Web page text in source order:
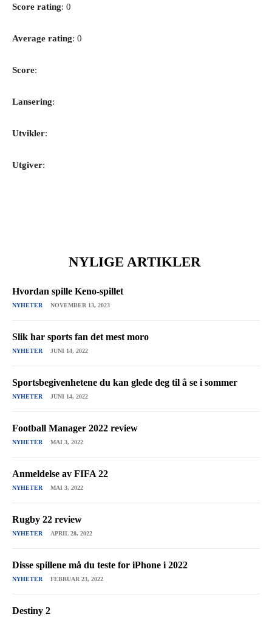
Score rating: 0
Average rating: 0
Score:
Lansering:
Utvikler:
Utgiver:
NYLIGE ARTIKLER
Hvordan spille Keno-spillet
NYHETER NOVEMBER 13, 2023
Slik har sports fan det mest moro
NYHETER JUNI 14, 2022
Sportsbegivenhetene du kan glede deg til å se i sommer
NYHETER JUNI 14, 2022
Football Manager 2022 review
NYHETER MAI 3, 2022
Anmeldelse av FIFA 22
NYHETER MAI 3, 2022
Rugby 22 review
NYHETER APRIL 28, 2022
Disse spillene må du teste for iPhone i 2022
NYHETER FEBRUAR 23, 2022
Destiny 2